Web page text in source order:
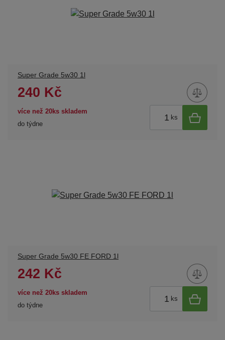
Super Grade 5w30 1l
240 Kč
více než 20ks skladem
do týdne
ks
Super Grade 5w30 FE FORD 1l
242 Kč
více než 20ks skladem
do týdne
ks